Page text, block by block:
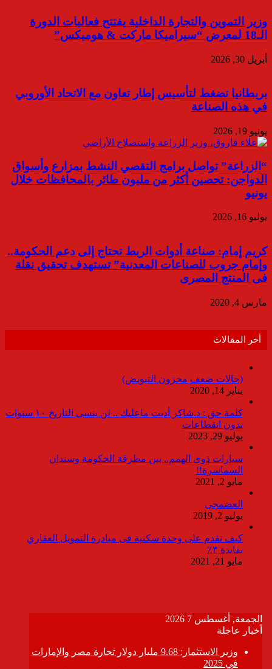
وزير التموين والتجارة الداخلية يفتتح فعاليات الدورة
الـ18 لمعرض “سيراميكا ماركت & هوميكس”
أبريل 30, 2026
بريطانيا تضغط لتأسيس إطار تعاون مع الاتحاد الأوروبي
في هذه الصناعة
يونيو 19, 2026
“الزراعة” تواصل برامج التقصي النشط بمزارع وأسواق
الدواجن: تحصين أكثر من مليون طائر بالمحافظات خلال
يونيو
يوليو 16, 2026
كريم إمام: صناعة أدوات الربط تحتاج إلى دعم الحكومة..
وإمام جروب للصناعات المعدنية” تستهدف تحقيق نقلة
فى المنتج المصرى
مارس 4, 2020
أخر المقالات
(حالات ضعف مخزون التبويض)
يناير 14, 2020
كلمة حق : د.شاكر أديت ماعليك .. لن ينسى التاريخ ١٠ سنوات
بدون انقطاعات
يوليو 29, 2023
سيارات ذوى الهمم.. بين مطرقة الحكومة وسندان
السماسرة!!
مايو 2, 2021
العضمجى
يوليو 2, 2019
كيف تقدم على وحدة سكنية فى مبادرة التمويل العقاري
بفايدة ٣٪
مايو 21, 2021